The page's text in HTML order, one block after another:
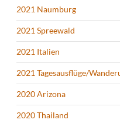
2021 Naumburg
2021 Spreewald
2021 Italien
2021 Tagesausflüge/
2020 Arizona
2020 Thailand